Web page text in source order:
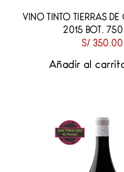
VINO TINTO TIERRAS DE
2015 BOT.
S/ 350.00
Añadir al